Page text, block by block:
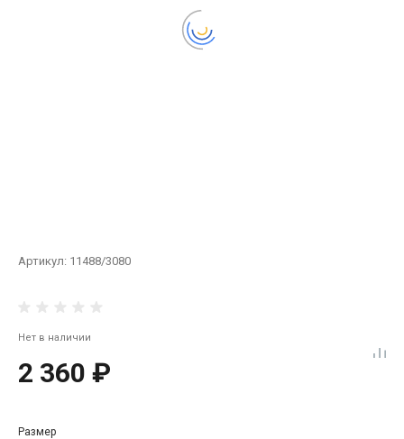
Артикул: 11488/3080
Нет в наличии
2 360 ₽
Размер